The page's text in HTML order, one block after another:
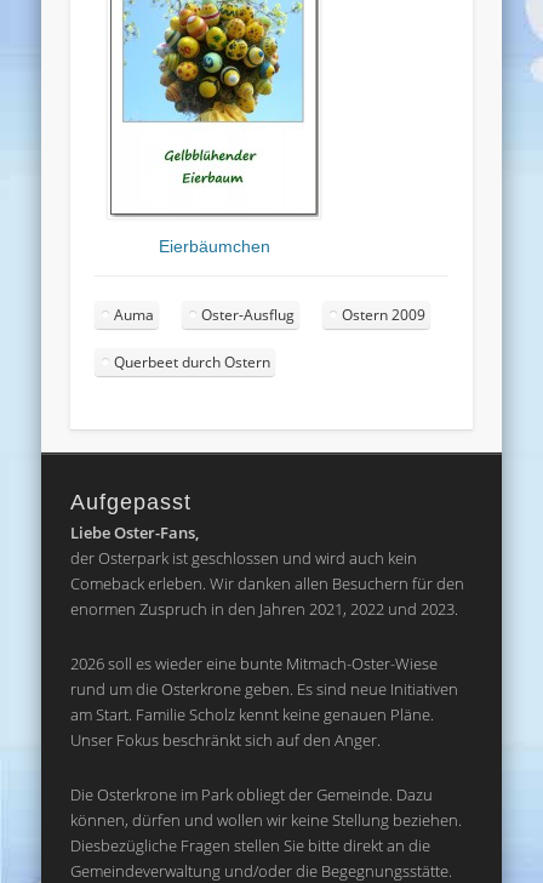
Eierbäumchen
Auma Oster-Ausflug Ostern 2009
Querbeet durch Ostern
Aufgepasst
Liebe Oster-Fans,
der Osterpark ist geschlossen und wird auch kein
Comeback erleben. Wir danken allen Besuchern für den
enormen Zuspruch in den Jahren 2021, 2022 und 2023.
2026 soll es wieder eine bunte Mitmach-Oster-Wiese
rund um die Osterkrone geben. Es sind neue Initiativen
am Start. Familie Scholz kennt keine genauen Pläne.
Unser Fokus beschränkt sich auf den Anger.
Die Osterkrone im Park obliegt der Gemeinde. Dazu
können, dürfen und wollen wir keine Stellung beziehen.
Diesbezügliche Fragen stellen Sie bitte direkt an die
Gemeindeverwaltung und/oder die Begegnungsstätte.